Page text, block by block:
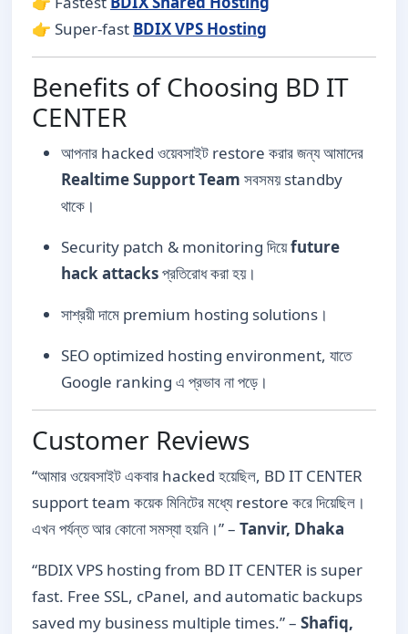
👉 Super-fast BDIX VPS Hosting
Benefits of Choosing BD IT
CENTER
আপনার hacked ওয়েবসাইট restore করার জন্য আমাদের
Realtime Support Team সবসময় standby
থাকে।
Security patch & monitoring দিয়েfuture
hack attacksপ্রতিরোধ করা হয়।
সাশ্রয়ী দামে premium hosting solutions।
SEO optimized hosting environment, যাতে
Google ranking এ প্রভাব না পড়ে।
Customer Reviews
“আমার ওয়েবসাইট একবার hacked হয়েছিল, BD IT CENTER
support team কয়েক মিনিটের মধ্যে restore করে দিয়েছিল।
এখন পর্যন্ত আর কোনো সমস্যা হয়নি।” – Tanvir, Dhaka
“BDIX VPS hosting from BD IT CENTER is super
fast. Free SSL, cPanel, and automatic backups
saved my business multiple times.” – Shafiq,